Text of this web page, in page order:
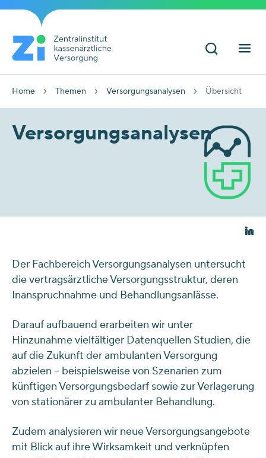
Home Themen Versorgungsanalysen Übersicht
Versorgungsanalysen
Der Fachbereich Versorgungsanalysen untersucht
die vertragsärztliche Versorgungsstruktur, deren
Inanspruchnahme und Behandlungsanlässe.
Darauf aufbauend erarbeiten wir unter
Hinzunahme vielfältiger Datenquellen Studien, die
auf die Zukunft der ambulanten Versorgung
abzielen – beispielsweise von Szenarien zum
künftigen Versorgungsbedarf sowie zur Verlagerung
von stationärer zu ambulanter Behandlung.
Zudem analysieren wir neue Versorgungsangebote
mit Blick auf ihre Wirksamkeit und verknüpfen